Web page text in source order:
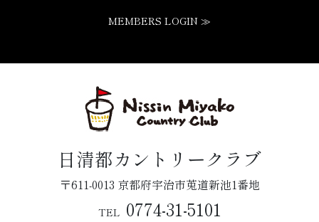
MEMBERS LOGIN ≫
日清都カントリークラブ
〒611-0013 京都府宇治市莵道新池1番地
TEL 0774-31-5101